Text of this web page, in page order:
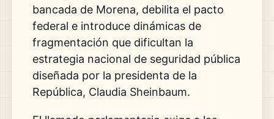
bancada de Morena, debilita el pacto
federal e introduce dinámicas de
fragmentación que dificultan la
estrategia nacional de seguridad pública
diseñada por la presidenta de la
República, Claudia Sheinbaum.